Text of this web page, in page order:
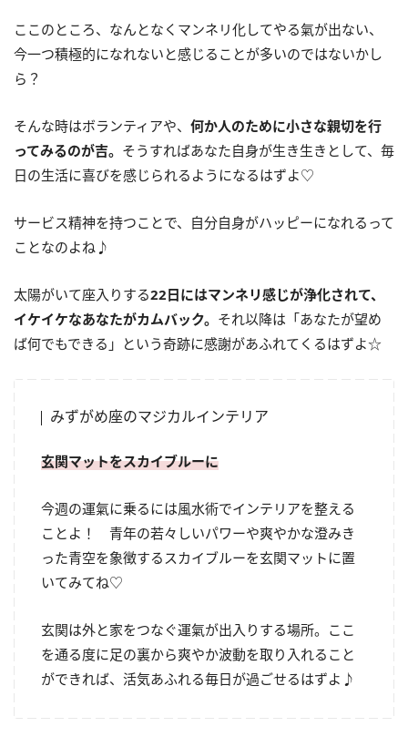
ここのところ、なんとなくマンネリ化してやる氣が出ない、
今一つ積極的になれないと感じることが多いのではないかし
ら？
そんな時はボランティアや、 何か人のために小さな親切を行
ってみるのが吉。 そうすればあなた自身が生き生きとして、毎
日の生活に喜びを感じられるようになるはずよ♡
サービス精神を持つことで、自分自身がハッピーになれるって
ことなのよね♪
太陽がいて座入りする22日にはマンネリ感じが浄化されて、
イケイケなあなたがカムバック。 それ以降は「あなたが望め
ば何でもできる」という奇跡に感謝があふれてくるはずよ☆
みずがめ座のマジカルインテリア
玄関マットをスカイブルーに
今週の運氣に乗るには風水術でインテリアを整える
ことよ！ 青年の若々しいパワーや爽やかな澄みき
った青空を象徴するスカイブルーを玄関マットに置
いてみてね♡
玄関は外と家をつなぐ運氣が出入りする場所。ここ
を通る度に足の裏から爽やか波動を取り入れること
ができれば、活気あふれる毎日が過ごせるはずよ♪